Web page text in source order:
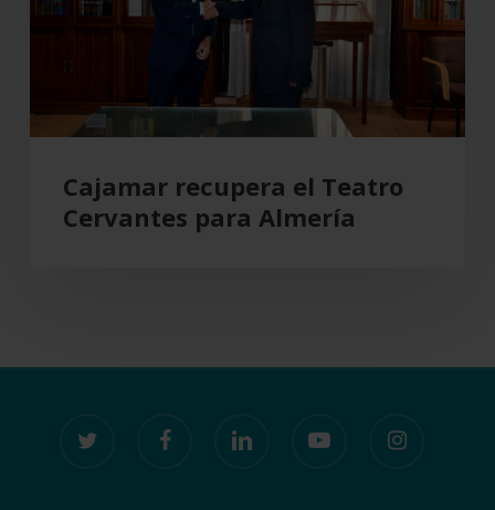
para
Cajamar recupera el Teatro
Cervantes para Almería